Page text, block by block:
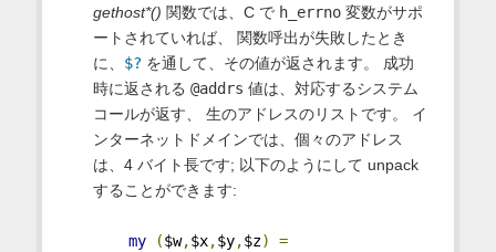
gethost*() 関数では、C で h_errno変数がサポ
ートされていれば、 関数呼出が失敗したとき
に、 $? を通して、その値が返されます。 成功
時に返される @addrs 値は、対応するシステム
コールが返す、 生のアドレスのリストです。 イ
ンターネットドメインでは、個々のアドレス
は、4 バイト長です; 以下のようにして unpack
することができます:
my ($w,$x,$y,$z)
=